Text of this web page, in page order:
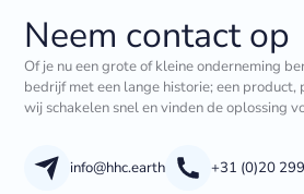
Neem contact op
Of je nu een grote of kleine onderneming
bedrijf met een lange historie; een product,
wij schakelen snel en vinden de oplossing
info@hhc.earth +31 (0)20